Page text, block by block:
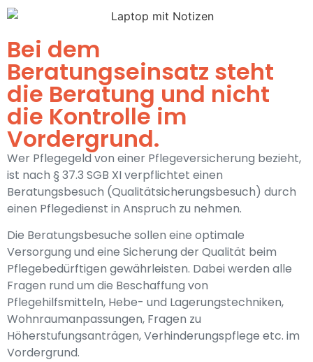
Bei dem
Beratungseinsatz steht
die Beratung und nicht
die Kontrolle im
Vordergrund.
Wer Pflegegeld von einer Pflegeversicherung bezieht,
ist nach § 37.3 SGB XI verpflichtet einen
Beratungsbesuch (Qualitätsicherungsbesuch) durch
einen Pflegedienst in Anspruch zu nehmen.
Die Beratungsbesuche sollen eine optimale
Versorgung und eine Sicherung der Qualität beim
Pflegebedürftigen gewährleisten. Dabei werden alle
Fragen rund um die Beschaffung von
Pflegehilfsmitteln, Hebe- und Lagerungstechniken,
Wohnraumanpassungen, Fragen zu
Höherstufungsanträgen, Verhinderungspflege etc. im
Vordergrund.